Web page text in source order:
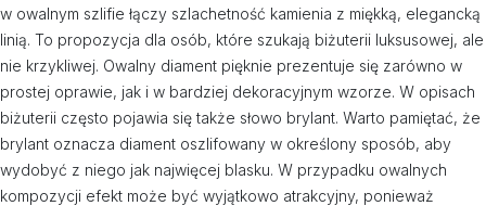
w owalnym szlifie łączy szlachetność kamienia z miękką, elegancką
linią. To propozycja dla osób, które szukają biżuterii luksusowej, ale
nie krzykliwej. Owalny diament pięknie prezentuje się zarówno w
prostej oprawie, jak i w bardziej dekoracyjnym wzorze. W opisach
biżuterii często pojawia się także słowo brylant. Warto pamiętać, że
brylant oznacza diament oszlifowany w określony sposób, aby
wydobyć z niego jak najwięcej blasku. W przypadku owalnych
kompozycji efekt może być wyjątkowo atrakcyjny, ponieważ